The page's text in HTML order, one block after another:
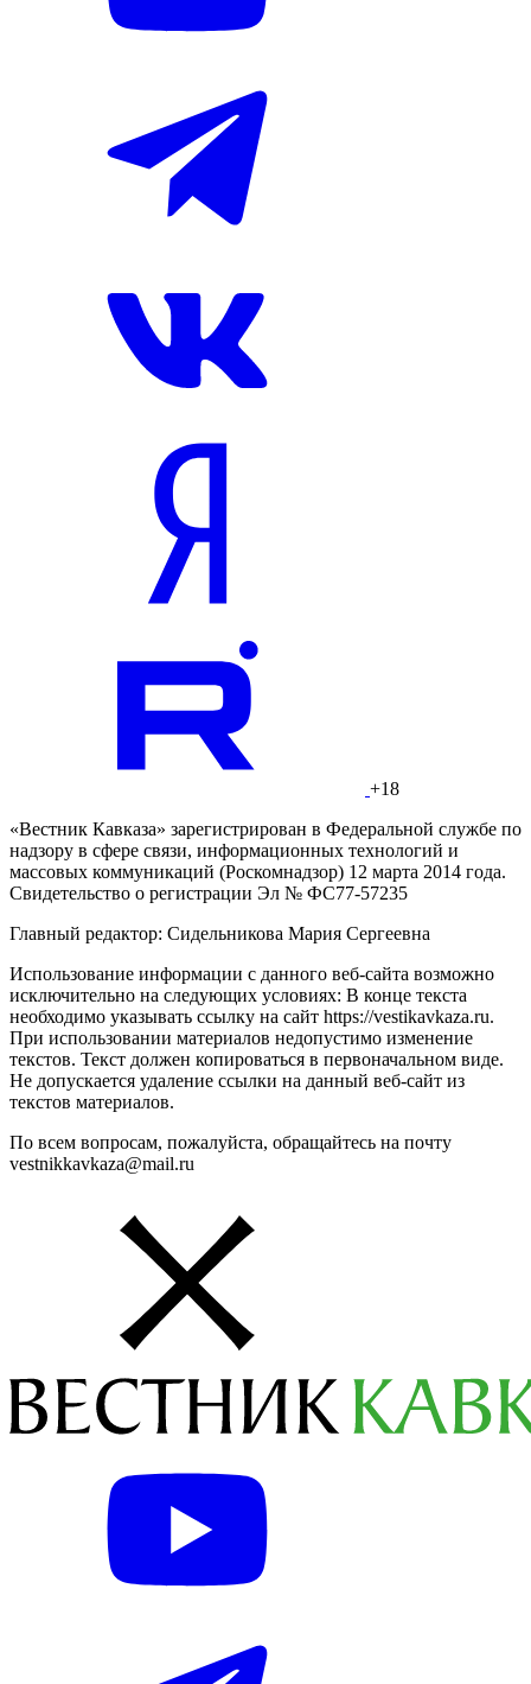
+18
«Вестник Кавказа» зарегистрирован в Федеральной службе по
надзору в сфере связи, информационных технологий и
массовых коммуникаций (Роскомнадзор) 12 марта 2014 года.
Свидетельство о регистрации Эл № ФС77-57235
Главный редактор: Сидельникова Мария Сергеевна
Использование информации с данного веб-сайта возможно
исключительно на следующих условиях: В конце текста
необходимо указывать ссылку на сайт https://vestikavkaza.ru.
При использовании материалов недопустимо изменение
текстов. Текст должен копироваться в первоначальном виде.
Не допускается удаление ссылки на данный веб-сайт из
текстов материалов.
По всем вопросам, пожалуйста, обращайтесь на почту
vestnikkavkaza@mail.ru